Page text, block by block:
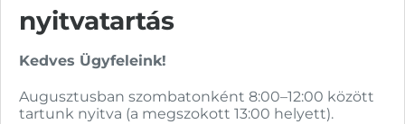
Garanciavállalás
Hűségprogram
nyitvatartás
Kedves Ügyfeleink!
Augusztusban szombatonként 8:00–12:00 között
tartunk nyitva (a megszokott 13:00 helyett).